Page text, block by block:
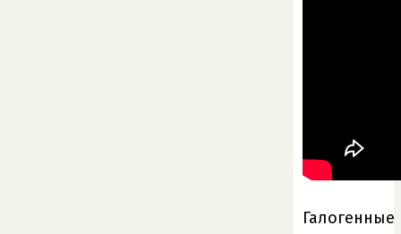
Галогенные